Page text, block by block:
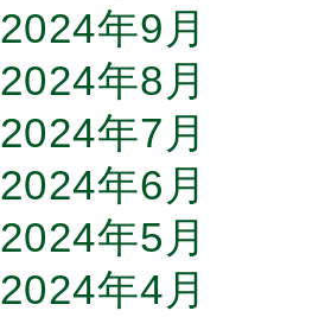
2024年9月
2024年8月
2024年7月
2024年6月
2024年5月
2024年4月